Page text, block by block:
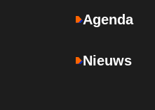
Agenda
Nieuws